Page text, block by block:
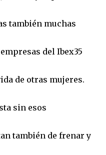
también muchas
del Ibex35
de otras mujeres.
sin esos
también de frenar y